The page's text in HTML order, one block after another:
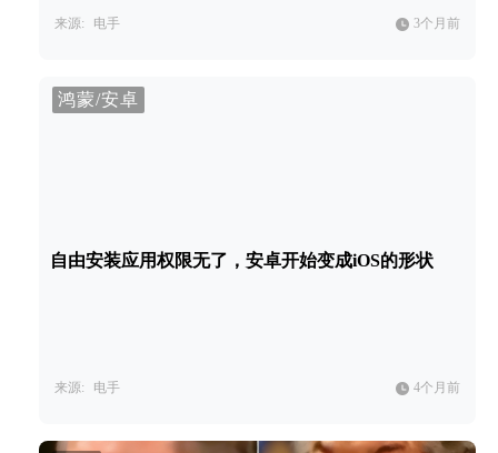
来源: 电手 3个月前
鸿蒙/安卓
自由安装应用权限无了，安卓开始变成iOS的形状
来源: 电手 4个月前